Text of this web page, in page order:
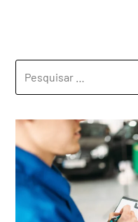
POR: